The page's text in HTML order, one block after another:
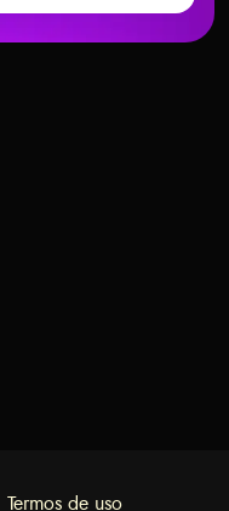
Termos de uso